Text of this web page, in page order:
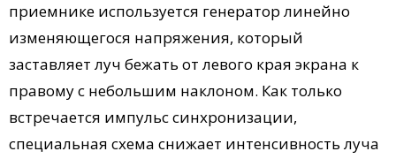
приемнике используется генератор линейно
изменяющегося напряжения, который
заставляет луч бежать от левого края экрана к
правому с небольшим наклоном. Как только
встречается импульс синхронизации,
специальная схема снижает интенсивность луча